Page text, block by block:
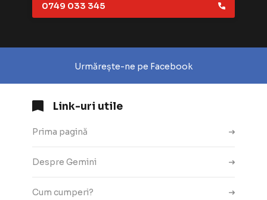
0749 033 345
Urmărește-ne pe Facebook
Link-uri utile
Prima pagină
Despre Gemini
Cum cumperi?